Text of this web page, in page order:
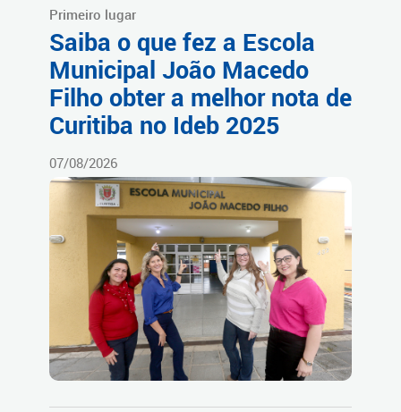
Primeiro lugar
Saiba o que fez a Escola
Municipal João Macedo
Filho obter a melhor nota de
Curitiba no Ideb 2025
07/08/2026